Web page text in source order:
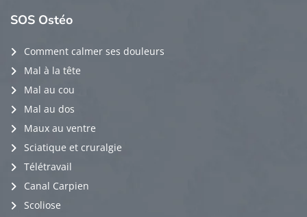
SOS Ostéo
Comment calmer ses douleurs
Mal à la tête
Mal au cou
Mal au dos
Maux au ventre
Sciatique et cruralgie
Télétravail
Canal Carpien
Scoliose